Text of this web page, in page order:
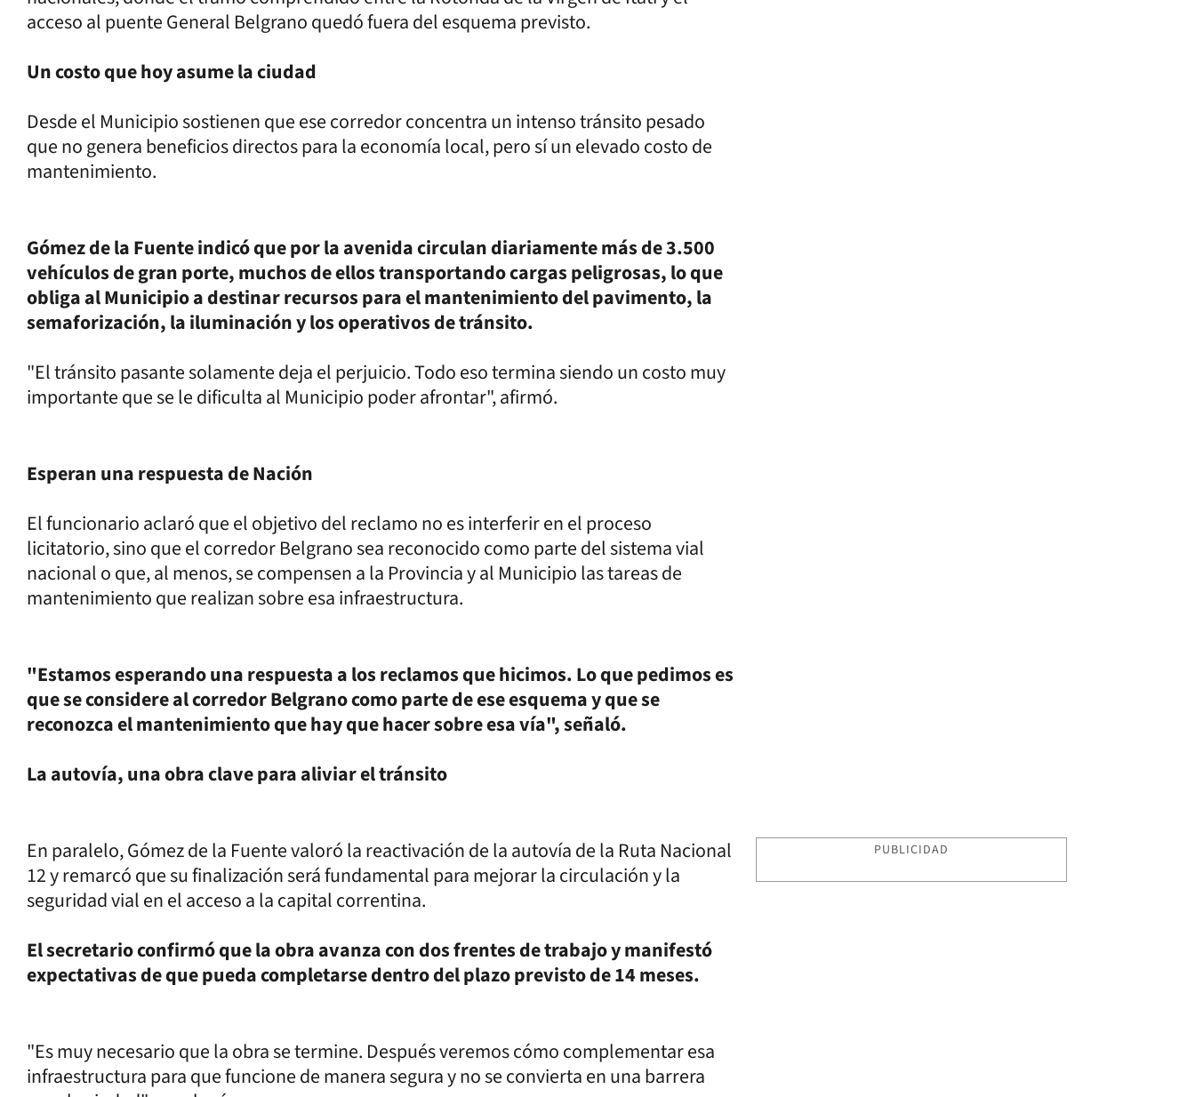
acceso al puente General Belgrano quedó fuera del esquema previsto.
Un costo que hoy asume la ciudad
Desde el Municipio sostienen que ese corredor concentra un intenso tránsito pesado
que no genera beneficios directos para la economía local, pero sí un elevado costo de
mantenimiento.
Gómez de la Fuente indicó que por la avenida circulan diariamente más de 3.500
vehículos de gran porte, muchos de ellos transportando cargas peligrosas, lo que
obliga al Municipio a destinar recursos para el mantenimiento del pavimento, la
semaforización, la iluminación y los operativos de tránsito.
"El tránsito pasante solamente deja el perjuicio. Todo eso termina siendo un costo muy
importante que se le dificulta al Municipio poder afrontar", afirmó.
Esperan una respuesta de Nación
El funcionario aclaró que el objetivo del reclamo no es interferir en el proceso
licitatorio, sino que el corredor Belgrano sea reconocido como parte del sistema vial
nacional o que, al menos, se compensen a la Provincia y al Municipio las tareas de
mantenimiento que realizan sobre esa infraestructura.
"Estamos esperando una respuesta a los reclamos que hicimos. Lo que pedimos es
que se considere al corredor Belgrano como parte de ese esquema y que se
reconozca el mantenimiento que hay que hacer sobre esa vía", señaló.
La autovía, una obra clave para aliviar el tránsito
En paralelo, Gómez de la Fuente valoró la reactivación de la autovía de la Ruta Nacional
12 y remarcó que su finalización será fundamental para mejorar la circulación y la
seguridad vial en el acceso a la capital correntina.
El secretario confirmó que la obra avanza con dos frentes de trabajo y manifestó
expectativas de que pueda completarse dentro del plazo previsto de 14 meses.
"Es muy necesario que la obra se termine. Después veremos cómo complementar esa
infraestructura para que funcione de manera segura y no se convierta en una barrera
PUBLICIDAD